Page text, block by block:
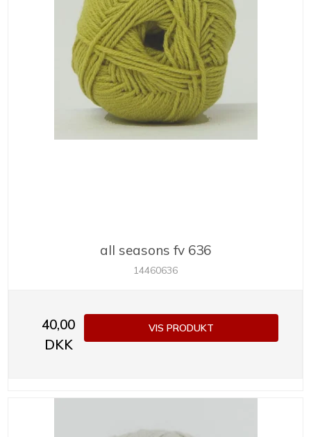
all seasons fv 636
14460636
40,00
DKK
VIS PRODUKT